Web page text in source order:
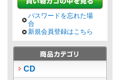
パスワードを忘れた場
合
新規会員登録はこちら
CD